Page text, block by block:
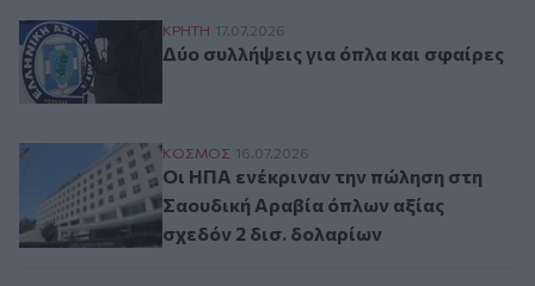
Δύο συλλήψεις για όπλα και σφαίρες
ΚΡΗΤΗ 17.07.2026
Δύο συλλήψεις για όπλα και σφαίρες
Οι ΗΠΑ ενέκριναν την πώληση στη
ΚΟΣΜΟΣ 16.07.2026
Οι ΗΠΑ ενέκριναν την πώληση στη
Σαουδική Αραβία όπλων αξίας
σχεδόν 2 δισ. δολαρίων